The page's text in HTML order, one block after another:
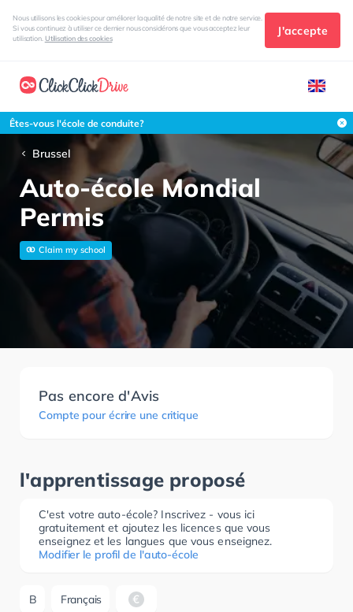
Nous utilisons les cookies pour améliorer la qualité de notre site et de notre service.
Si vous continuez à utiliser ce dernier nous considérons que vous acceptez leur
utilisation. Utilisation des cookies
J'accepte
Êtes-vous l'école de conduite?
Brussel
Auto-école Mondial
Permis
Claim my school
Pas encore d'Avis
Compte pour écrire une critique
l'apprentissage proposé
C'est votre auto-école? Inscrivez - vous ici
gratuitement et ajoutez les licences que vous
enseignez et les langues que vous enseignez.
Modifier le profil de l'auto-école
B Français